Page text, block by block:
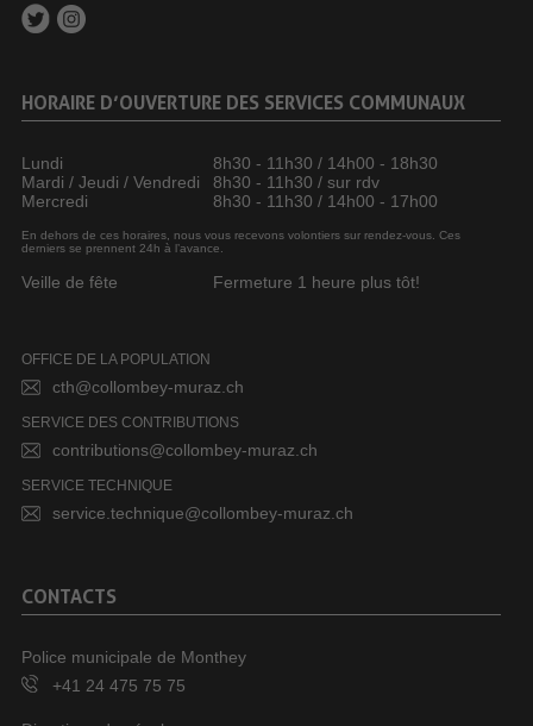
HORAIRE D’OUVERTURE DES SERVICES COMMUNAUX
Lundi
8h30 - 11h30 / 14h00 - 18h30
Mardi / Jeudi / Vendredi
8h30 - 11h30 / sur rdv
Mercredi
8h30 - 11h30 / 14h00 - 17h00
En dehors de ces horaires, nous vous recevons volontiers sur rendez-vous. Ces
derniers se prennent 24h à l’avance.
Veille de fête Fermeture 1 heure plus tôt!
OFFICE DE LA POPULATION
cth@collombey-muraz.ch
SERVICE DES CONTRIBUTIONS
contributions@collombey-muraz.ch
SERVICE TECHNIQUE
service.technique@collombey-muraz.ch
CONTACTS
Police municipale de Monthey
+41 24 475 75 75